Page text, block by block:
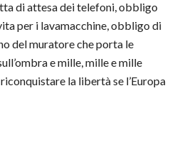
di attesa dei telefoni, obbligo
per i lavamacchine, obbligo di
del muratore che porta le
e mille, mille e mille
la libertà se l’Europa